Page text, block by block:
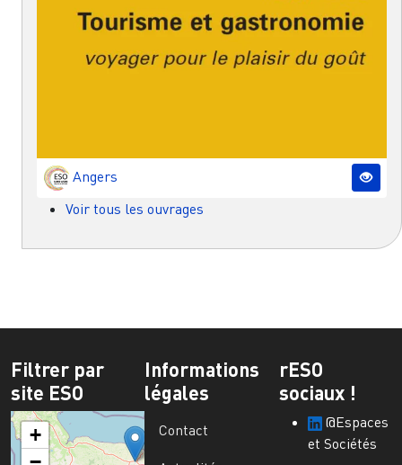
Angers
Voir tous les ouvrages
Filtrer par
site ESO
+
Informations
légales
Contact
rESO
sociaux !
@Espaces
et Sociétés